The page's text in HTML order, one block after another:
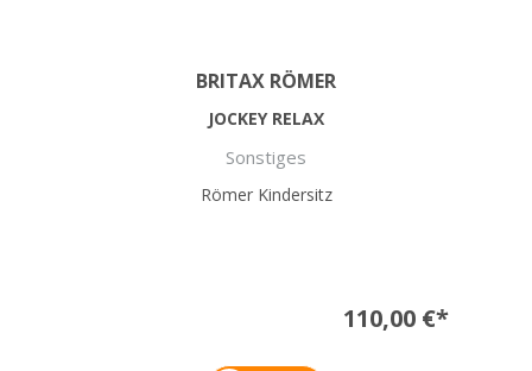
BRITAX RÖMER
JOCKEY RELAX
Sonstiges
Römer Kindersitz
110,00 €*